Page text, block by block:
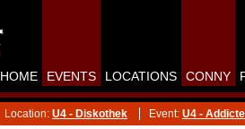
HOME EVENTS LOCATIONS CONNY
Location: U4 - Diskothek Event: U4 -